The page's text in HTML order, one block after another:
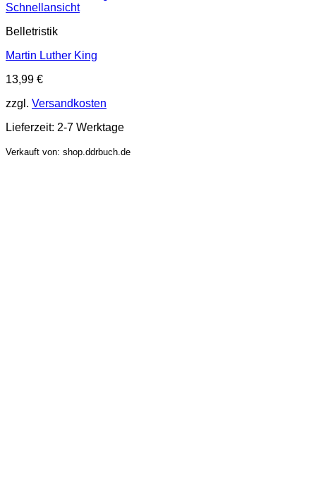
Schnellansicht
Belletristik
Martin Luther King
13,99 €
zzgl. Versandkosten
Lieferzeit: 2-7 Werktage
Verkauft von: shop.ddrbuch.de